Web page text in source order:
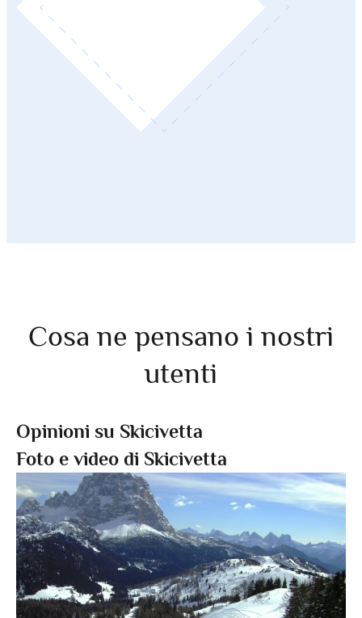
Cosa ne pensano i nostri
utenti
Opinioni su Skicivetta
Foto e video di Skicivetta